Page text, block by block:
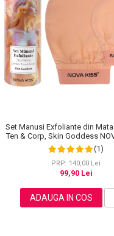
Set Manusi Exfoliante din
Ten & Corp, Skin Goddess
(1)
PRP: 140,00 Lei
99,90 Lei
ADAUGA IN COS